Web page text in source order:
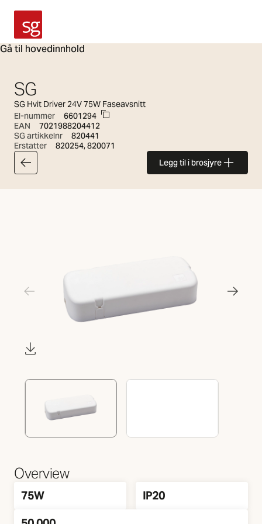
Gå til hovedinnhold
SG Armaturen
SG
SG Hvit Driver 24V 75W Faseavsnitt
El-nummer
6601294
EAN
7021988204412
SG artikkelnr
820441
Erstatter
820254, 820071
Tilbake til artikkellisten Legg til i brosjyre
Overview
Watt
75W IP Klasse
IP20